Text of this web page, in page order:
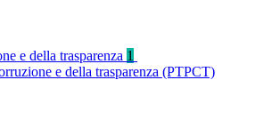
e della trasparenza 1
e della trasparenza (PTPCT)